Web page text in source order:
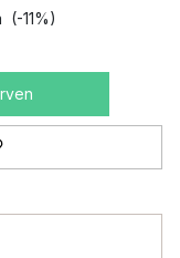
(-11%)